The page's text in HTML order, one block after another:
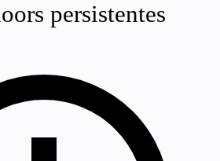
persistentes